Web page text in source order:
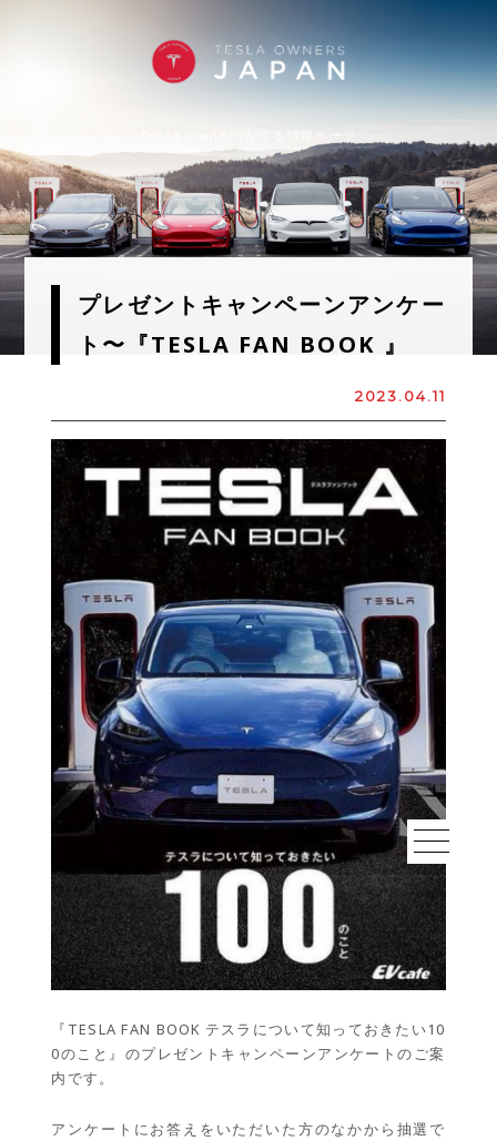
プレゼントキャンペーンアンケー
ト〜『TESLA FAN BOOK 』
2023.04.11
『TESLA FAN BOOK テスラについて知っておきたい10
0のこと』のプレゼントキャンペーンアンケートのご案
内です。
アンケートにお答えをいただいた方のなかから抽選で